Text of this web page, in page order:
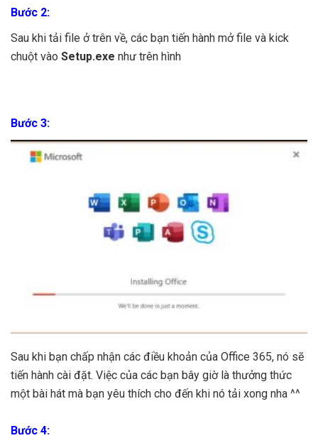
Bước 2:
Sau khi tải file ở trên về, các bạn tiến hành mở file và kick
chuột vào Setup.exe như trên hình
Bước 3:
Sau khi bạn chấp nhận các điều khoản của Office 365, nó sẽ
tiến hành cài đặt. Việc của các bạn bây giờ là thưởng thức
một bài hát mà bạn yêu thích cho đến khi nó tải xong nha ^^
Bước 4: